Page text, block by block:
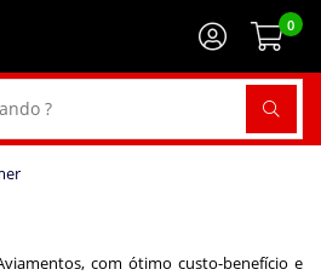
0
com ótimo custo-benefício e